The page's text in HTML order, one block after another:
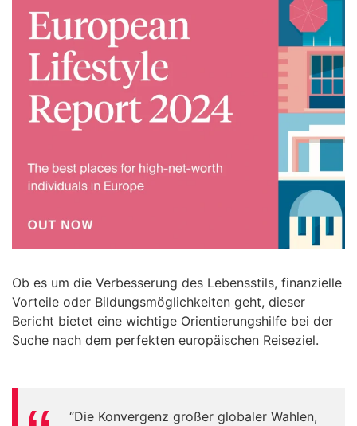
Ob es um die Verbesserung des Lebensstils, finanzielle
Vorteile oder Bildungsmöglichkeiten geht, dieser
Bericht bietet eine wichtige Orientierungshilfe bei der
Suche nach dem perfekten europäischen Reiseziel.
“Die Konvergenz großer globaler Wahlen,